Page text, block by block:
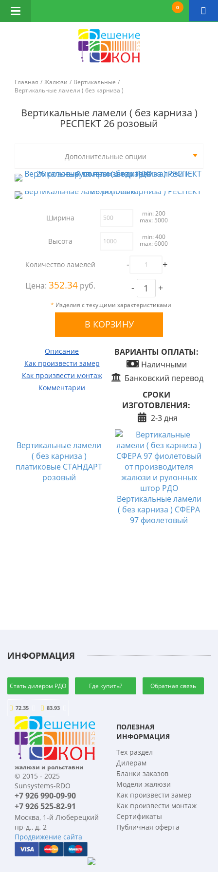
0
Открыть
навигацию
Главная Жалюзи
Вертикальные
Вертикальные ламели ( без карниза )
Вертикальные ламели ( без карниза )
РЕСПЕКТ 26 розовый
Дополнительные опции
Ширина
min: 200
max: 5000
Высота
min: 400
max: 6000
Количество ламелей - +
Цена: 352.34руб. - +
* Изделия с текущими характеристиками
Описание
Как произвести замер
Как произвести монтаж
Комментарии
ВАРИАНТЫ ОПЛАТЫ:
Наличными
Банковский перевод
СРОКИ
ИЗГОТОВЛЕНИЯ:
2-3 дня
Вертикальные ламели
( без карниза )
платиковые СТАНДАРТ
розовый
Вертикальные ламели
( без карниза ) СФЕРА
97 фиолетовый
ИНФОРМАЦИЯ
Стать дилером РДО Где купить? Обратная связь
72.35 83.93
жалюзи и рольставни
© 2015 - 2025
Sunsystems-RDO
+7 926 990-09-90
+7 926 525-82-91
Москва, 1-й Люберецкий
пр-д., д. 2
Продвижение сайта
ПОЛЕЗНАЯ
ИНФОРМАЦИЯ
Тех раздел
Дилерам
Бланки заказов
Модели жалюзи
Как произвести замер
Как произвести монтаж
Сертификаты
Публичная оферта